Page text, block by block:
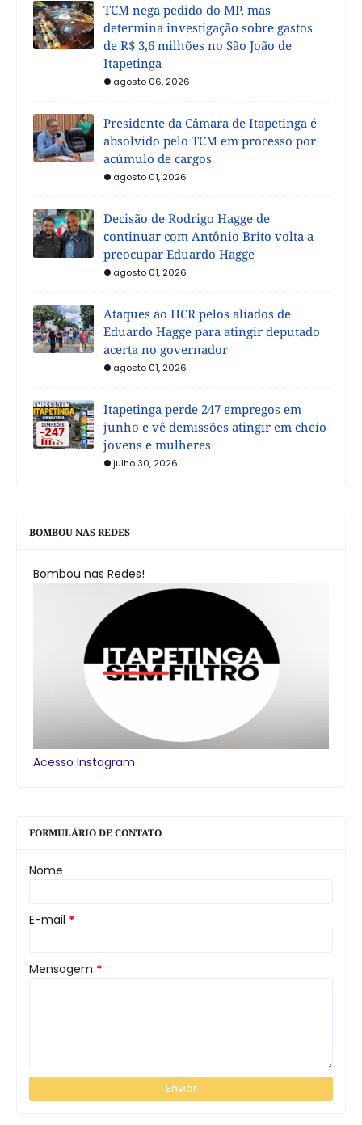
TCM nega pedido do MP, mas
determina investigação sobre gastos
de R$ 3,6 milhões no São João de
Itapetinga
agosto 06, 2026
Presidente da Câmara de Itapetinga é
absolvido pelo TCM em processo por
acúmulo de cargos
agosto 01, 2026
Decisão de Rodrigo Hagge de
continuar com Antônio Brito volta a
preocupar Eduardo Hagge
agosto 01, 2026
Ataques ao HCR pelos aliados de
Eduardo Hagge para atingir deputado
acerta no governador
agosto 01, 2026
Itapetinga perde 247 empregos em
junho e vê demissões atingir em cheio
jovens e mulheres
julho 30, 2026
BOMBOU NAS REDES
Bombou nas Redes!
Acesso Instagram
FORMULÁRIO DE CONTATO
Nome
E-mail *
Mensagem *